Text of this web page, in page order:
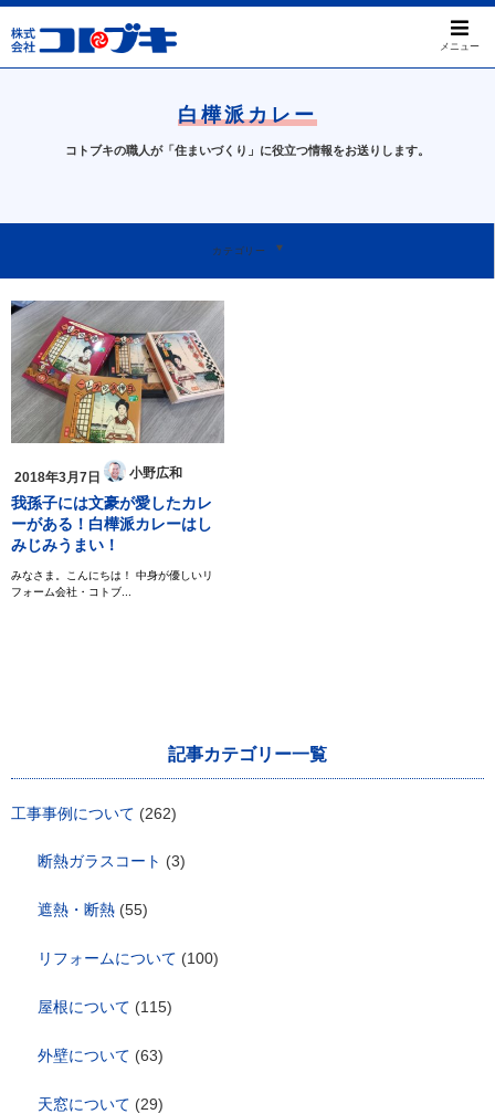
メニュー
白樺派カレー
コトブキの職人が「住まいづくり」に役立つ情報をお送りします。
カテゴリー
天窓について 本日のお問い合わせ 我孫子ってすばらしい
お知らせ
2018年3月7日 小野広和
我孫子には文豪が愛したカレ
ーがある！白樺派カレーはし
みじみうまい！
みなさま。こんにちは！ 中身が優しいリ
フォーム会社・コトブ...
記事カテゴリー一覧
工事事例について (262)
断熱ガラスコート (3)
遮熱・断熱 (55)
リフォームについて (100)
屋根について (115)
外壁について (63)
天窓について (29)